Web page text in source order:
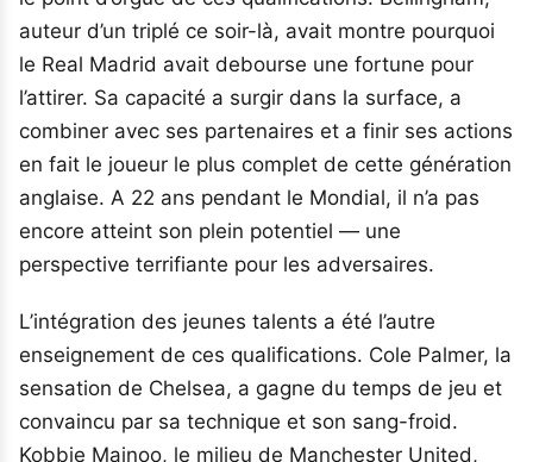
auteur d’un triplé ce soir-là, avait montre pourquoi
le Real Madrid avait debourse une fortune pour
l’attirer. Sa capacité a surgir dans la surface, a
combiner avec ses partenaires et a finir ses actions
en fait le joueur le plus complet de cette génération
anglaise. A 22 ans pendant le Mondial, il n’a pas
encore atteint son plein potentiel — une
perspective terrifiante pour les adversaires.
L’intégration des jeunes talents a été l’autre
enseignement de ces qualifications. Cole Palmer, la
sensation de Chelsea, a gagne du temps de jeu et
convaincu par sa technique et son sang-froid.
Kobbie Mainoo, le milieu de Manchester United,